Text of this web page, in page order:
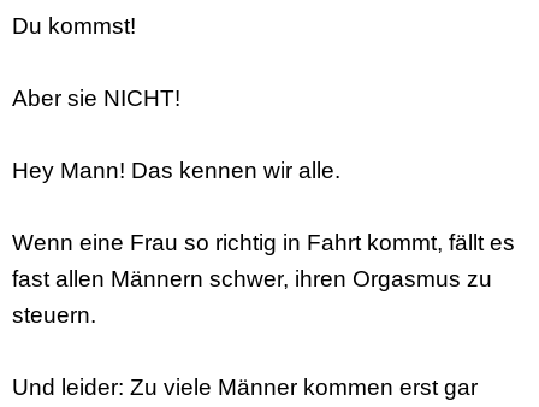
Du kommst!
Aber sie NICHT!
Hey Mann! Das kennen wir alle.
Wenn eine Frau so richtig in Fahrt kommt, fällt es
fast allen Männern schwer, ihren Orgasmus zu
steuern.
Und leider: Zu viele Männer kommen erst gar